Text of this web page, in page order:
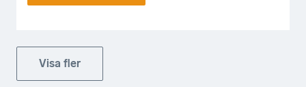
Visa fler